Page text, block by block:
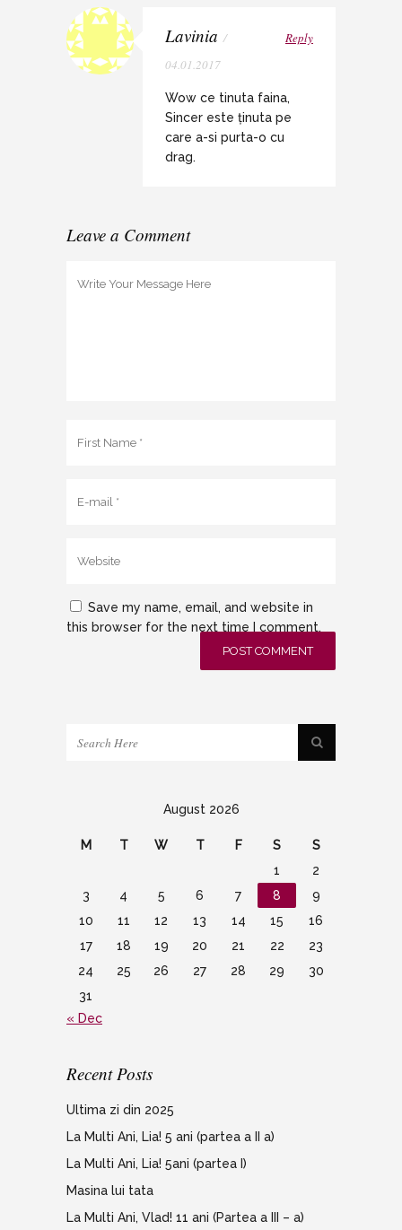
Lavinia /
04.01.2017
Reply
Wow ce tinuta faina,
Sincer este ținuta pe
care a-si purta-o cu
drag.
Leave a Comment
Save my name, email, and website in
this browser for the next time I comment.
August 2026
M T W T F S
S
1
2
3
4 5 6 7 8
9
10
11 12 13 14 15
16
17
18 19 20 21 22
23
24
25 26 27 28 29
30
31
« Dec
Recent Posts
Ultima zi din 2025
La Multi Ani, Lia! 5 ani (partea a II a)
La Multi Ani, Lia! 5ani (partea I)
Masina lui tata
La Multi Ani, Vlad! 11 ani (Partea a III – a)